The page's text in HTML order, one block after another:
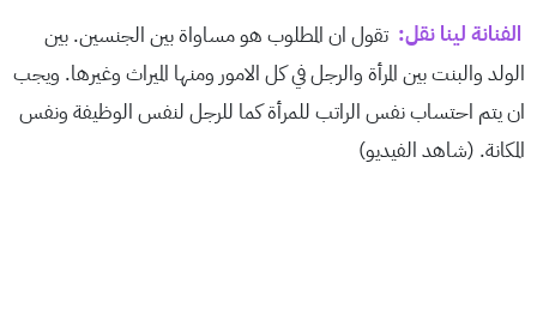
الفنانة لينا نقل: تقول ان المطلوب هو مساواة بين الجنسين. بين
الولد والبنت بين المرأة والرجل في كل الامور ومنها الميراث وغيرها. ويجب
ان يتم احتساب نفس الراتب للمرأة كما للرجل لنفس الوظيفة ونفس
المكانة. (شاهد الفيديو)